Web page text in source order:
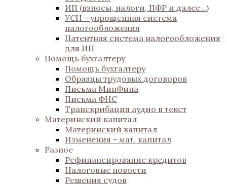
ИП (взносы, налоги, ПФР и далее...)
УСН - упрощенная система
налогообложения
Патентная система налогообложения
для ИП
Помощь бухгалтеру
Помощь бухгалтеру
Образцы трудовых договоров
Письма МинФина
Письма ФНС
Транскрибация аудио в текст
Материнский капитал
Материнский капитал
Изменения - мат. капитал
Разное
Рефинансирование кредитов
Налоговые новости
Решения судов